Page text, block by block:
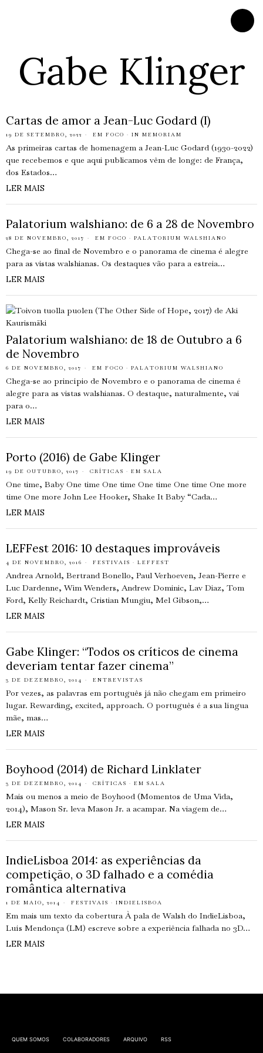
Gabe Klinger
Cartas de amor a Jean-Luc Godard (I)
19 DE SETEMBRO, 2022 EM FOCO · IN MEMORIAM
As primeiras cartas de homenagem a Jean-Luc Godard (1930-2022)
que recebemos e que aqui publicamos vêm de longe: de França,
dos Estados…
LER MAIS
Palatorium walshiano: de 6 a 28 de Novembro
28 DE NOVEMBRO, 2017 EM FOCO · PALATORIUM WALSHIANO
Chega-se ao final de Novembro e o panorama de cinema é alegre
para as vistas walshianas. Os destaques vão para a estreia…
LER MAIS
Palatorium walshiano: de 18 de Outubro a 6
de Novembro
6 DE NOVEMBRO, 2017 EM FOCO · PALATORIUM WALSHIANO
Chega-se ao princípio de Novembro e o panorama de cinema é
alegre para as vistas walshianas. O destaque, naturalmente, vai
para o…
LER MAIS
Porto (2016) de Gabe Klinger
19 DE OUTUBRO, 2017 CRÍTICAS · EM SALA
One time, Baby One time One time One time One time One more
time One more John Lee Hooker, Shake It Baby “Cada…
LER MAIS
LEFFest 2016: 10 destaques improváveis
4 DE NOVEMBRO, 2016 FESTIVAIS · LEFFEST
Andrea Arnold, Bertrand Bonello, Paul Verhoeven, Jean-Pierre e
Luc Dardenne, Wim Wenders, Andrew Dominic, Lav Diaz, Tom
Ford, Kelly Reichardt, Cristian Mungiu, Mel Gibson,…
LER MAIS
Gabe Klinger: “Todos os críticos de cinema
deveriam tentar fazer cinema”
3 DE DEZEMBRO, 2014 ENTREVISTAS
Por vezes, as palavras em português já não chegam em primeiro
lugar. Rewarding, excited, approach. O português é a sua língua
mãe, mas…
LER MAIS
Boyhood (2014) de Richard Linklater
3 DE DEZEMBRO, 2014 CRÍTICAS · EM SALA
Mais ou menos a meio de Boyhood (Momentos de Uma Vida,
2014), Mason Sr. leva Mason Jr. a acampar. Na viagem de…
LER MAIS
IndieLisboa 2014: as experiências da
competição, o 3D falhado e a comédia
romântica alternativa
1 DE MAIO, 2014 FESTIVAIS · INDIELISBOA
Em mais um texto da cobertura À pala de Walsh do IndieLisboa,
Luís Mendonça (LM) escreve sobre a experiência falhada no 3D…
LER MAIS
QUEM SOMOS COLABORADORES ARQUIVO RSS